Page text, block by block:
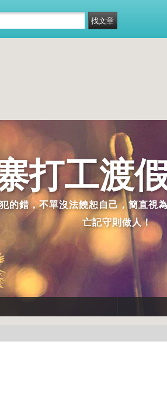
打工渡
的錯，不單沒法饒恕自己，簡直
亡記守則做人！